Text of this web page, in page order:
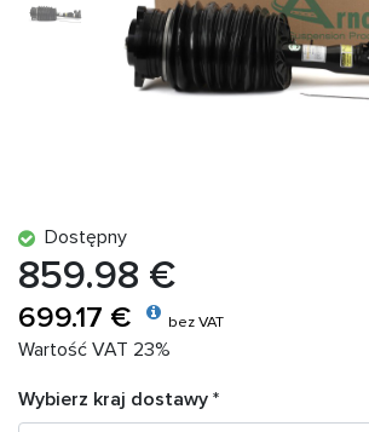
Dostępny
859.98 €
699.17 € bez VAT
Wartość VAT 23%
Wybierz kraj dostawy *